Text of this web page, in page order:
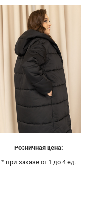
Розничная цена:
* при заказе от 1 до 4 ед.